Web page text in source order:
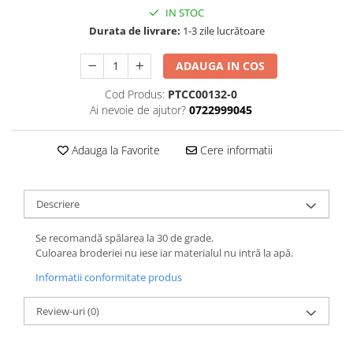
IN STOC
Durata de livrare: 1-3 zile lucrătoare
ADAUGA IN COS
Cod Produs: PTCC00132-0
Ai nevoie de ajutor? 0722999045
Adauga la Favorite Cere informatii
Descriere
Se recomandă spălarea la 30 de grade.
Culoarea broderiei nu iese iar materialul nu intră la apă.
Informatii conformitate produs
Review-uri(0)